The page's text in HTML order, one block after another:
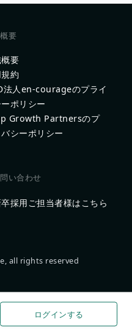
要
要
約
法人en-courageのプライ
ポリシー
Growth Partnersのプ
シーポリシー
い合わせ
卒採用ご担当者様はこちら
all rights reserved
ログインする